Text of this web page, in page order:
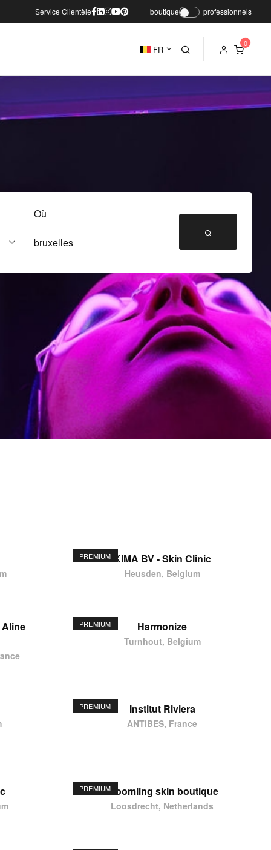
Service Clientèle boutique professionnels
FR
Où
PREMIUM KIMA BV - Skin Clinic
Heusden, Belgium
PREMIUM Harmonize
Turnhout, Belgium
PREMIUM Institut Riviera
ANTIBES, France
PREMIUMBloomiing skin boutique
Loosdrecht, Netherlands